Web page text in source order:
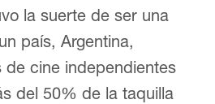
la suerte de ser una
país, Argentina,
de cine independientes
del 50% de la taquilla